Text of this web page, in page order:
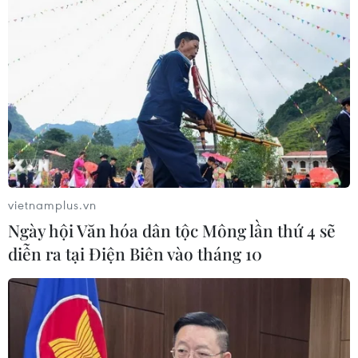
Iran và Oman đạt thỏa thuận về
tuyến vận tải qua eo biển Hormuz
Từ hạt nhân đến eo biển
Hormuz: Đòn bẩy chiến lược mới của
Iran
06/08/2026 04:36
Xung đột Hamas-Israel: Israel chưa
chấp thuận kế hoạch về Dải Gaza
06/08/2026 03:45
vietnamplus.vn
Ngày hội Văn hóa dân tộc Mông lần thứ 4 sẽ
diễn ra tại Điện Biên vào tháng 10